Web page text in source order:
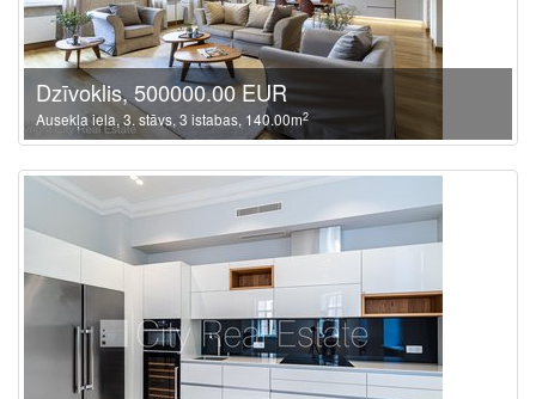
Dzīvoklis, 500000.00 EUR
Ausekļa iela, 3. stāvs, 3 istabas, 140.00m2